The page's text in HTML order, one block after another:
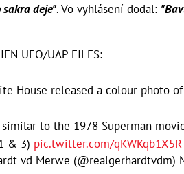
sakra deje". Vo vyhlásení dodal:
UFO/UAP FILES:
House released a colour photo
to the 1978 Superman
& 3) pic.twitter.com/qKWKqb1X5R
vd Merwe (@realgerhardtvdm)